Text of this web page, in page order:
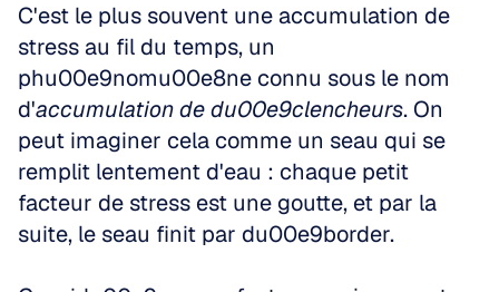
C'est le plus souvent une accumulation de
stress au fil du temps, un
phu00e9nomu00e8ne connu sous le nom
d'accumulation de du00e9clencheurs. On
peut imaginer cela comme un seau qui se
remplit lentement d'eau : chaque petit
facteur de stress est une goutte, et par la
suite, le seau finit par du00e9border.